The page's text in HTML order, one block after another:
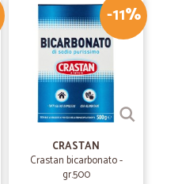
-11%
CRASTAN
Crastan bicarbonato -
gr.500